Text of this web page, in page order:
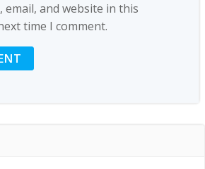
email, and website in this
time I comment.